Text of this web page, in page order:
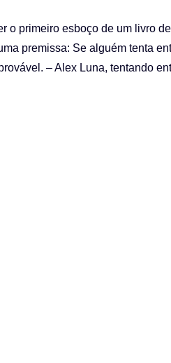
o primeiro esboço de um livro
premissa: Se alguém tenta
– Alex Luna, tentando